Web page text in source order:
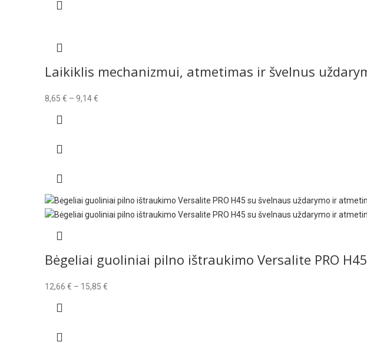
Laikiklis mechanizmui, atmetimas ir švelnus
8,65 € – 9,14€
Bėgeliai guoliniai pilno ištraukimo Versalite PRO
12,66 € – 15,85 €